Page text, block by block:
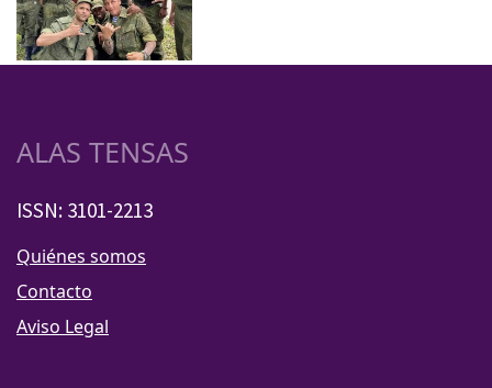
ALAS TENSAS
ISSN: 3101-2213
Quiénes somos
Contacto
Aviso Legal